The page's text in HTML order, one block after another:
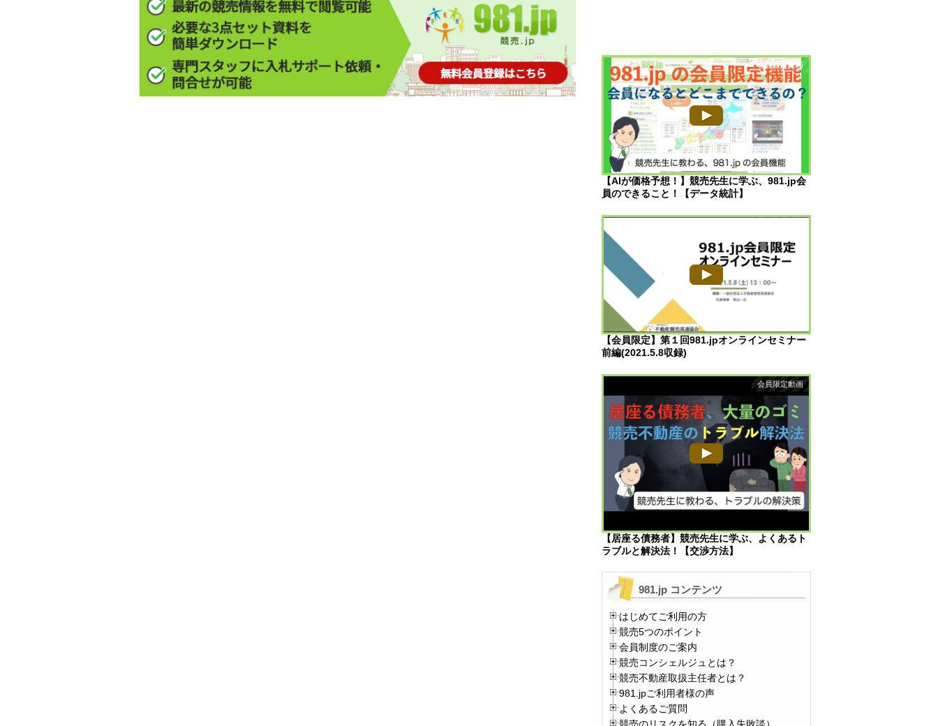
【AIが価格予想！】競売先生に学ぶ、981.jp会
員のできること！【データ統計】
【会員限定】第１回981.jpオンラインセミナー
前編(2021.5.8収録)
【居座る債務者】競売先生に学ぶ、よくあるト
ラブルと解決法！【交渉方法】
981.jp コンテンツ
はじめてご利用の方
競売5つのポイント
会員制度のご案内
競売コンシェルジュとは？
競売不動産取扱主任者とは？
981.jpご利用者様の声
よくあるご質問
競売のリスクを知る（購入失敗談）